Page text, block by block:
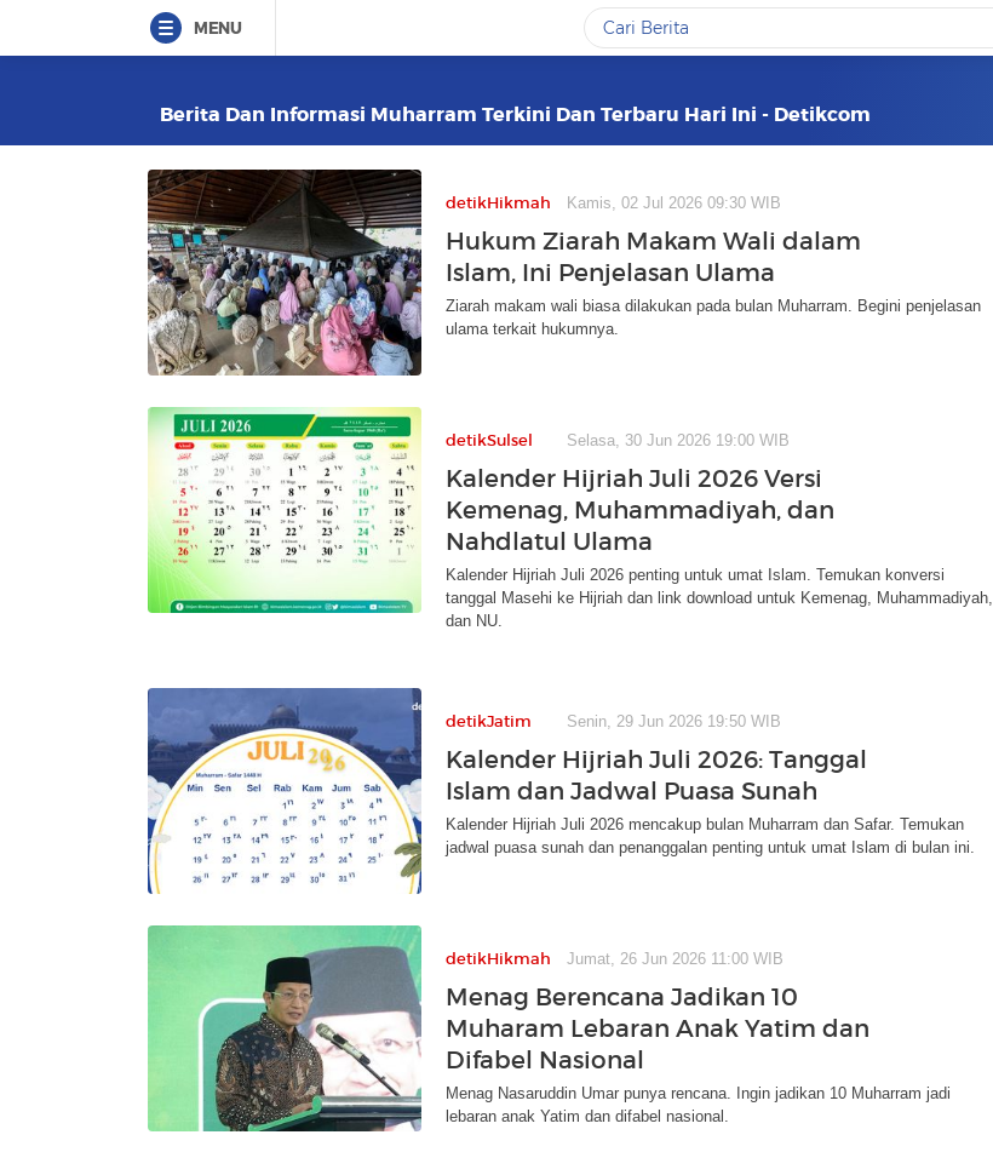
MENU
Berita Dan Informasi Muharram Terkini Dan Terbaru Hari Ini - Detikcom
detikHikmah Kamis, 02 Jul 2026 09:30 WIB
Hukum Ziarah Makam Wali dalam
Islam, Ini Penjelasan Ulama
Ziarah makam wali biasa dilakukan pada bulan Muharram. Begini penjelasan
ulama terkait hukumnya.
detikSulsel Selasa, 30 Jun 2026 19:00 WIB
Kalender Hijriah Juli 2026 Versi
Kemenag, Muhammadiyah, dan
Nahdlatul Ulama
Kalender Hijriah Juli 2026 penting untuk umat Islam. Temukan konversi
tanggal Masehi ke Hijriah dan link download untuk Kemenag, Muhammadiyah,
dan NU.
detikJatim Senin, 29 Jun 2026 19:50 WIB
Kalender Hijriah Juli 2026: Tanggal
Islam dan Jadwal Puasa Sunah
Kalender Hijriah Juli 2026 mencakup bulan Muharram dan Safar. Temukan
jadwal puasa sunah dan penanggalan penting untuk umat Islam di bulan ini.
detikHikmah Jumat, 26 Jun 2026 11:00 WIB
Menag Berencana Jadikan 10
Muharam Lebaran Anak Yatim dan
Difabel Nasional
Menag Nasaruddin Umar punya rencana. Ingin jadikan 10 Muharram jadi
lebaran anak Yatim dan difabel nasional.